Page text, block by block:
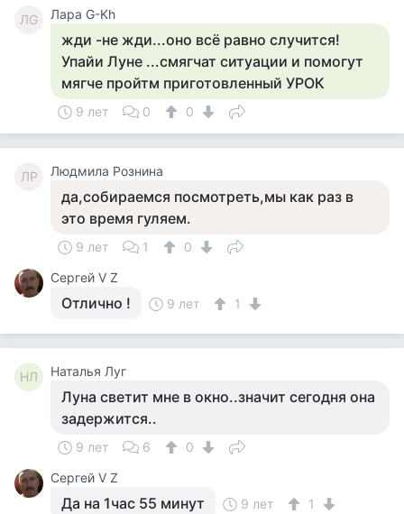
ЛG Лара G-Kh
жди -не жди...оно всё равно случится!
Упайи Луне ...смягчат ситуации и помогут
мягче пройтм приготовленный УРОК
9 лет 0 0
ЛР Людмила Рознина
да,собираемся посмотреть,мы как раз в
это время гуляем.
9 лет 1
0
Сергей V Z
Отлично ! 9 лет 1
НЛ Наталья Луг
Луна светит мне в окно..значит сегодня она
задержится..
9 лет 6
0
Сергей V Z
Да на 1час 55 минут 9 лет 1